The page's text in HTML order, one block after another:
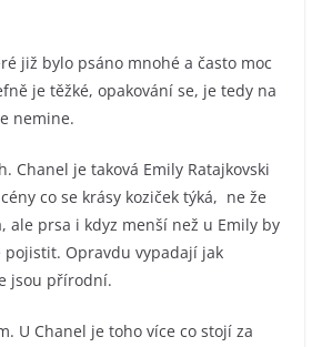
již bylo psáno mnohé a často moc
je těžké, opakování se, je tedy na
nemine.
Chanel je taková Emily Ratajkovski
co se krásy koziček týká, ne že
ale prsa i kdyz menší než u Emily by
pojistit. Opravdu vypadají jak
jsou přírodní.
U Chanel je toho více co stojí za